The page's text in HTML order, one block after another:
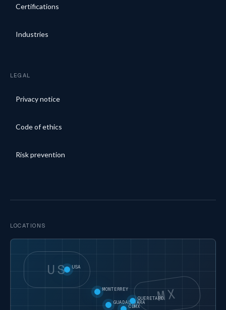
Certifications
Industries
LEGAL
Privacy notice
Code of ethics
Risk prevention
LOCATIONS
US
MX
USA
MONTERREY
GUADALAJARA
CDMX
QUERETARO